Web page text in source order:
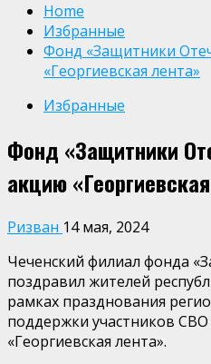
Home
Избранные
Фонд «Защитники
«Георгиевская лента»
Избранные
Фонд «Защитники
акцию
Ризван 14 мая, 2024
Чеченский филиал фонда
поздравил жителей
рамках празднования
поддержки участников
«Георгиевская лента».